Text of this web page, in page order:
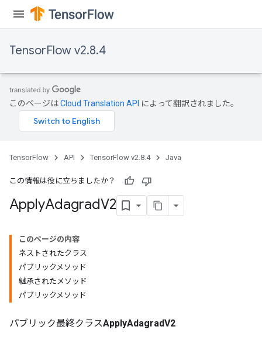
TensorFlow v2.8.4
このページはCloud Translation API によって翻訳されました。
TensorFlow API TensorFlow v2.8.4 Java
この情報は役に立ちましたか？
ApplyAdagradV2
このページの内容
ネストされたクラス
パブリックメソッド
継承されたメソッド
パブリックメソッド
パブリック最終クラスApplyAdagradV2